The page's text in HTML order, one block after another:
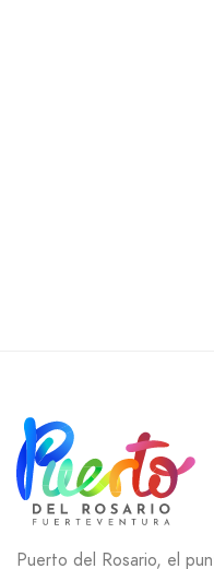
Puerto del Rosario, el